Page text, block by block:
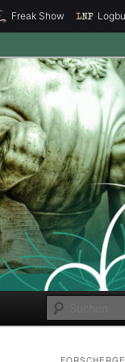
Freak Show